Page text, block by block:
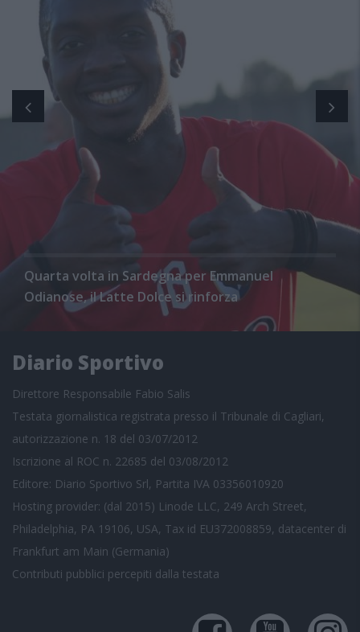
Colpo Villamassargia con la punta Suella, il
Bonorva prende anche Fois
Diario Sportivo
Direttore Responsabile Fabio Salis
Testata giornalistica registrata presso il Tribunale di Cagliari,
autorizzazione n. 18 del 03/07/2012
Iscrizione al ROC n. 22685 del 03/08/2012
Editore: Diario Sportivo Srl, Partita IVA 03356010920
Hosting provider: (dal 2015) Linode LLC, 249 Arch Street,
Philadelphia, PA 19106, USA, Tax id EU372008859, datacenter di
Frankfurt am Main (Germania)
Contributi pubblici percepiti dalla testata